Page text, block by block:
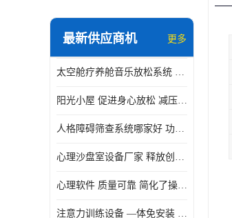
可变速催眠放松催眠套件
智能反馈训练系统
便携式生物反馈仪
最新供应商机 更多
太空舱疗养舱音乐放松系统 使用方便 可实时监测
阳光小屋 促进身心放松 减压放松音乐椅
人格障碍筛查系统哪家好 功能丰富 支持多级用户管理
心理沙盘室设备厂家 释放创造力 有利于集中和加强心理注意力
心理软件 质量可靠 简化了操作的步骤
注意力训练设备 —体免安装 数据呈现方式多